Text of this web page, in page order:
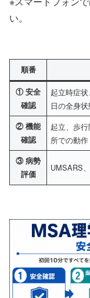
い。
順番
① 安全
確認
起立時症
日の全身
② 機能
確認
起立、歩
所での動作
③ 病勢
評価
UMSARS